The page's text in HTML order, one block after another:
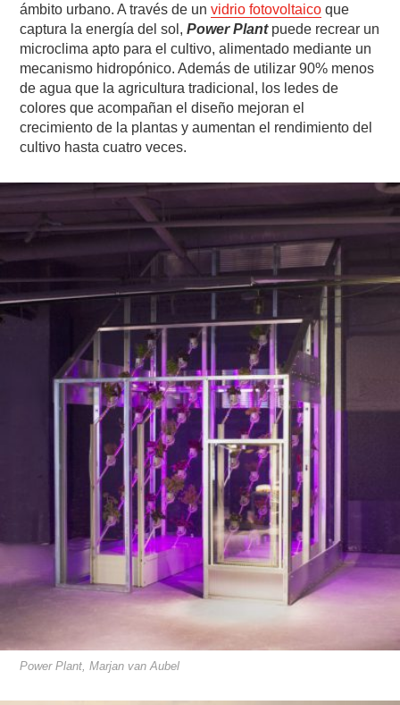
ámbito urbano. A través de unvidrio fotovoltaico que
captura la energía del sol,Power Plantpuede recrear un
microclima apto para el cultivo, alimentado mediante un
mecanismo hidropónico. Además de utilizar 90% menos
de agua que la agricultura tradicional, los ledes de
colores que acompañan el diseño mejoran el
crecimiento de la plantas y aumentan el rendimiento del
cultivo hasta cuatro veces.
Power Plant, Marjan van Aubel